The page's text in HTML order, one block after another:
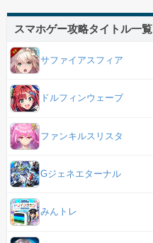
スマホゲー攻略タイトル一覧
サファイアスフィア
ドルフィンウェーブ
ファンキルスリスタ
Gジェネエターナル
みんトレ